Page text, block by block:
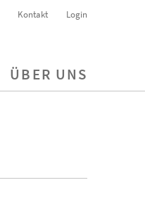
Kontakt Login
ÜBER UNS